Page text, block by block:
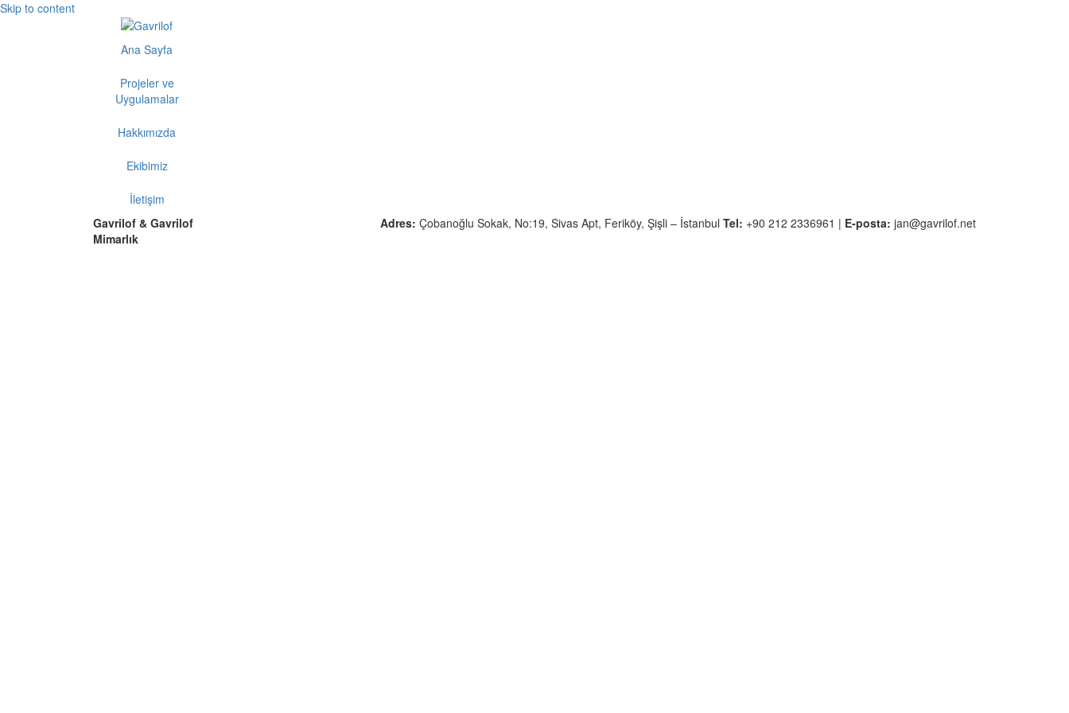
Skip to content
Ana Sayfa
Projeler ve
Uygulamalar
Hakkımızda
Ekibimiz
İletişim
Gavrilof & Gavrilof
Mimarlık
Adres: Çobanoğlu Sokak, No:19, Sivas Apt, Feriköy, Şişli – İstanbul Tel: +90 212 2336961 | E-posta: jan@gavrilof.net